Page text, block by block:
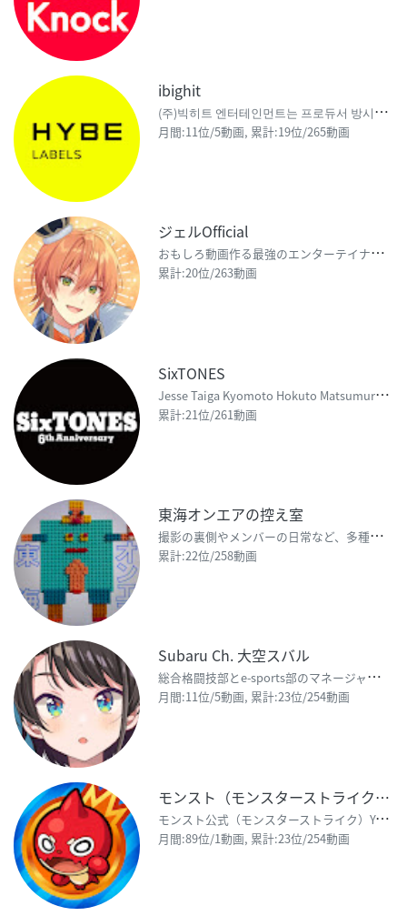
ibighit
(
주)빅히트 엔터테인먼트는 프로듀서 방시혁을 중심으로 음악제작, 연예인 매니지먼트,음악퍼블
月間:11位/5動画, 累計:19位/265動画
ジェルOfficial
お
もしろ動画作る最強のエンターテイナーです チャンネル登録してくれたら笑顔をたくさん届けられます
累計:20位/263動画
SixTONES
J
esse Taiga Kyomoto Hokuto Matsumura Yugo Kochi S
累計:21位/261動画
東海オンエアの控え室
撮
影の裏側やメンバーの日常など、多種多様な動画が目白押し！ それがこのサブチャンネル【東海オンエアの
累計:22位/258動画
Subaru Ch. 大空スバル
総
合格闘技部とe-sports部のマネージャーっす！みんなのファイトのお手伝いするッス!!🌟 【関連
月間:11位/5動画, 累計:23位/254動画
モンスト（モンスターストライク）公式
モ
ンスト公式（モンスターストライク）YouTubeチャンネル。 弁財天やマナといったガチャや、ウ
月間:89位/1動画, 累計:23位/254動画